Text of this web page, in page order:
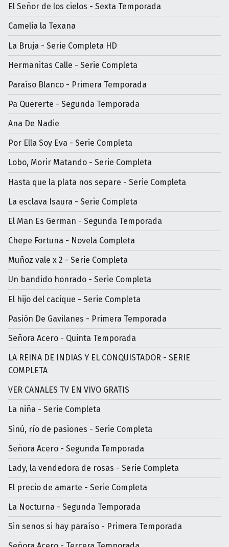
El Señor de los cielos - Sexta Temporada
Camelia la Texana
La Bruja - Serie Completa HD
Hermanitas Calle - Serie Completa
Paraíso Blanco - Primera Temporada
Pa Quererte - Segunda Temporada
Ana De Nadie
Por Ella Soy Eva - Serie Completa
Lobo, Morir Matando - Serie Completa
Hasta que la plata nos separe - Serie Completa
La esclava Isaura - Serie Completa
El Man Es German - Segunda Temporada
Chepe Fortuna - Novela Completa
Muñoz vale x 2 - Serie Completa
Un bandido honrado - Serie Completa
El hijo del cacique - Serie Completa
Pasión De Gavilanes - Primera Temporada
Señora Acero - Quinta Temporada
LA REINA DE INDIAS Y EL CONQUISTADOR - SERIE
COMPLETA
VER CANALES TV EN VIVO GRATIS
La niña - Serie Completa
Sinú, río de pasiones - Serie Completa
Señora Acero - Segunda Temporada
Lady, la vendedora de rosas - Serie Completa
El precio de amarte - Serie Completa
La Nocturna - Segunda Temporada
Sin senos si hay paraíso - Primera Temporada